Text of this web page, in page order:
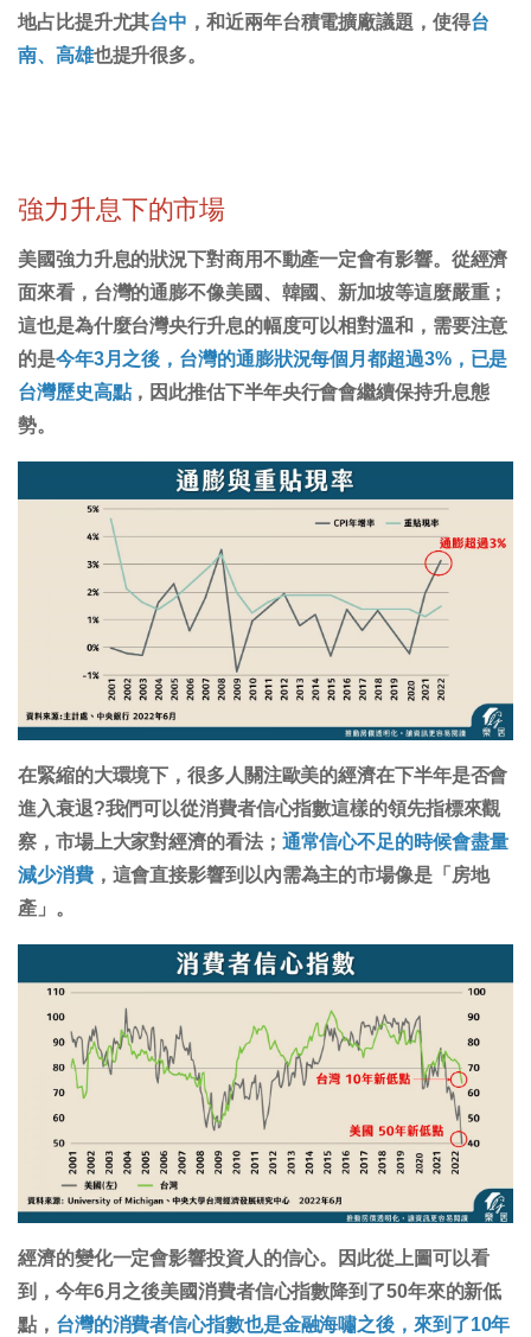
地占比提升尤其台中 ，和近兩年台積電擴廠議題，使得台
南、高雄也提升很多。
強力升息下的市場
美國強力升息的狀況下對商用不動產一定會有影響。從經濟
面來看，台灣的通膨不像美國、韓國、新加坡等這麼嚴重；
這也是為什麼台灣央行升息的幅度可以相對溫和，需要注意
的是今年3月之後，台灣的通膨狀況每個月都超過3%，已是
台灣歷史高點，因此推估下半年央行會會繼續保持升息態
勢。
在緊縮的大環境下，很多人關注歐美的經濟在下半年是否會
進入衰退?我們可以從消費者信心指數這樣的領先指標來觀
察，市場上大家對經濟的看法； 通常信心不足的時候會盡量
減少消費，這會直接影響到以內需為主的市場像是「房地
產」。
經濟的變化一定會影響投資人的信心。因此從上圖可以看
到，今年6月之後美國消費者信心指數降到了50年來的新低
點， 台灣的消費者信心指數也是金融海嘯之後，來到了10年